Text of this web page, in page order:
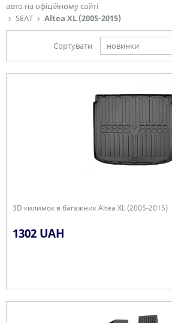
авто на офіційному сайті
SEAT
Altea XL (2005-2015)
Сортувати новинки
3D килимок в багажник Altea XL (2005-2015)
1302 UAH